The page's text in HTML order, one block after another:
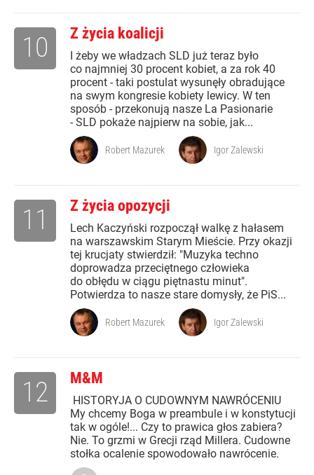
Z życia koalicji
I żeby we władzach SLD już teraz było
co najmniej 30 procent kobiet, a za rok 40
procent - taki postulat wysunęły obradujące
na swym kongresie kobiety lewicy. W ten
sposób - przekonują nasze La Pasionarie
- SLD pokaże najpierw na sobie, jak...
10
Robert Mazurek Igor Zalewski
Z życia opozycji
Lech Kaczyński rozpoczął walkę z hałasem
na warszawskim Starym Mieście. Przy okazji
tej krucjaty stwierdził: "Muzyka techno
doprowadza przeciętnego człowieka
do obłędu w ciągu piętnastu minut".
Potwierdza to nasze stare domysły, że PiS...
11
Robert Mazurek Igor Zalewski
M&M
HISTORYJA O CUDOWNYM NAWRÓCENIU
My chcemy Boga w preambule i w konstytucji
tak w ogóle!... Czy to prawica głos zabiera?
Nie. To grzmi w Grecji rząd Millera. Cudowne
stołka ocalenie spowodowało nawrócenie.
12